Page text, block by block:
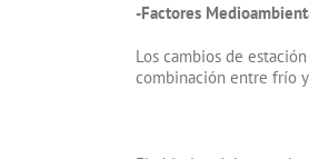
-Factores
Los cambios de
combinación entre frío